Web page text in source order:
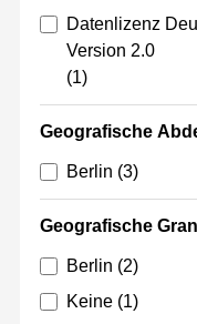
Datenlizenz
Version 2.0
(1)
Geografische
Berlin (3)
Geografische
Berlin (2)
Keine (1)